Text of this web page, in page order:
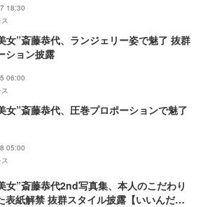
18:30
女”斎藤恭代、ランジェリー姿で魅了 抜群
ション披露
06:00
女”斎藤恭代、圧巻プロポーションで魅了
05:00
女”斎藤恭代2nd写真集、本人のこだわり
表紙解禁 抜群スタイル披露【いいんだ